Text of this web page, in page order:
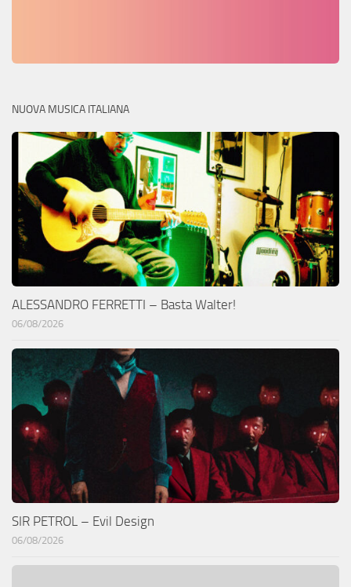
NUOVA MUSICA ITALIANA
ALESSANDRO FERRETTI – Basta Walter!
06/08/2026
SIR PETROL – Evil Design
06/08/2026